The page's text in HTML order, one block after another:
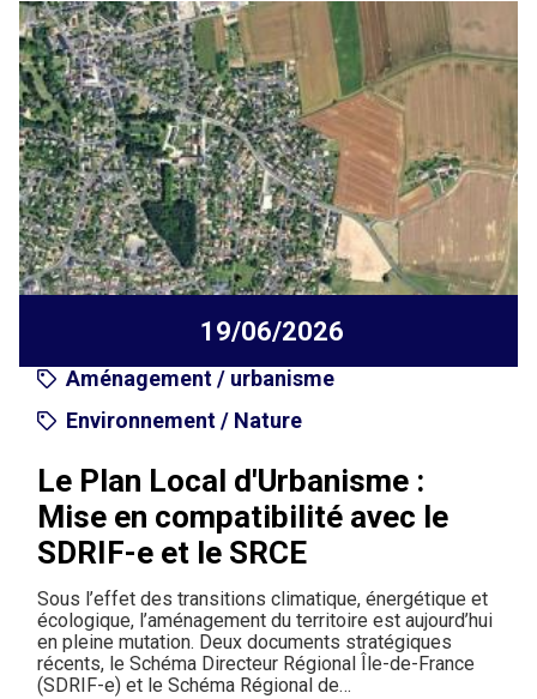
19/06/2026
Aménagement / urbanisme
Environnement / Nature
Le Plan Local d'Urbanisme :
Mise en compatibilité avec le
SDRIF-e et le SRCE
Sous l’effet des transitions climatique, énergétique et
écologique, l’aménagement du territoire est aujourd’hui
en pleine mutation. Deux documents stratégiques
récents, le Schéma Directeur Régional Île-de-France
(SDRIF-e) et le Schéma Régional de…